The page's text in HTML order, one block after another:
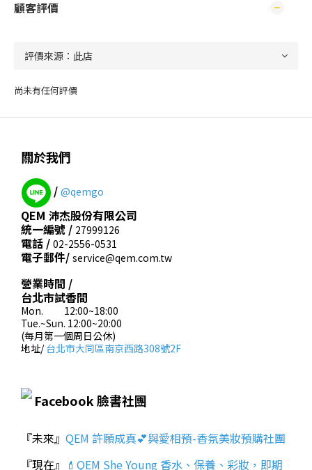
顧客評價
尚未有任何評價
關於我們
/ @qemgo
QEM 沛杰股份有限公司
統一編號 / 27999126
電話 / 02-2556-0531
電子郵件/ service@qem.com.tw
營業時間 /
台北市試香間
Mon. 12:00~18:00
Tue.~Sun. 12:00~20:00
(每月第一個周日公休)
地址/台北市大同區南京西路308號2F
Facebook 臉書社團
『未來』 QEM 許願成真💕與愛相預-香氛美妝預購社團
『現在』 💄QEM She Young 香水、保養、彩妝，即期